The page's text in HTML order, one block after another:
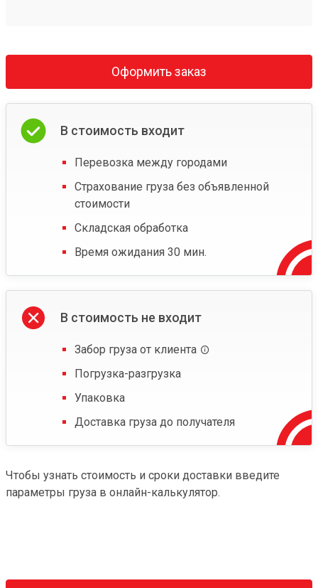
Оформить заказ
В стоимость входит
Перевозка между городами
Страхование груза без объявленной
стоимости
Складская обработка
Время ожидания 30 мин.
В стоимость не входит
Забор груза от клиента
Погрузка-разгрузка
Упаковка
Доставка груза до получателя
Чтобы узнать стоимость и сроки доставки введите
параметры груза в онлайн-калькулятор.